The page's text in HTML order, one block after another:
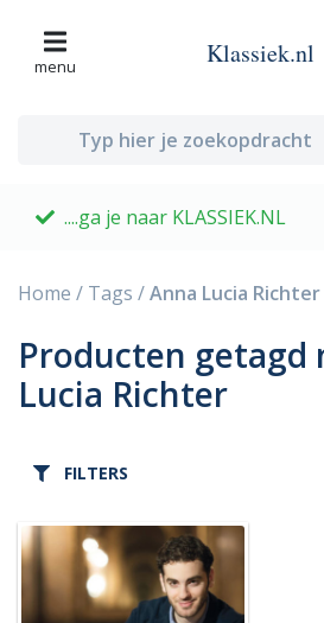
menu Klassiek.nl
....ga je naar KLASSIEK.NL
Home / Tags /Anna Lucia Richter
Producten getagd
Lucia Richter
FILTERS